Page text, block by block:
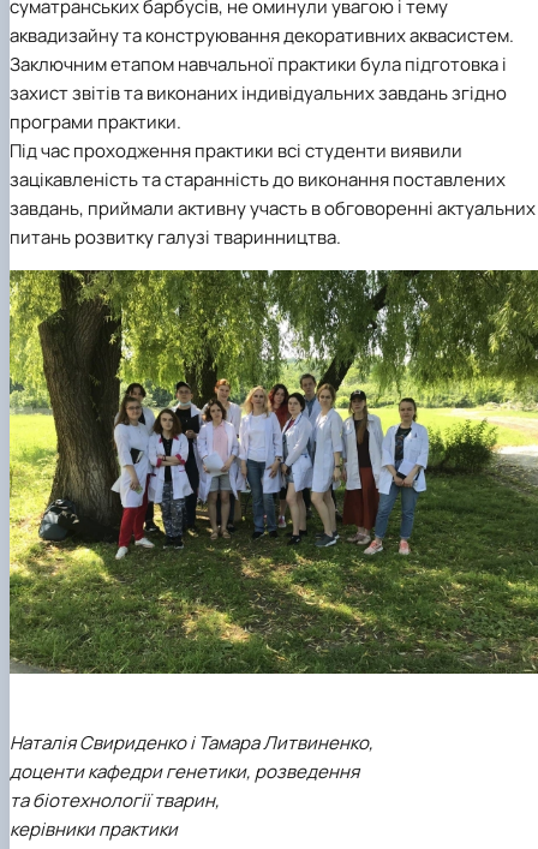
суматранських барбусів, не оминули увагою і тему
аквадизайну та конструювання декоративних аквасистем.
Заключним етапом навчальної практики була підготовка і
захист звітів та виконаних індивідуальних завдань згідно
програми практики.
Під час проходження практики всі студенти виявили
зацікавленість та старанність до виконання поставлених
завдань, приймали активну участь в обговоренні актуальних
питань розвитку галузі тваринництва.
Наталія Свириденко і Тамара Литвиненко,
доценти кафедри генетики, розведення
та біотехнології тварин,
керівники практики